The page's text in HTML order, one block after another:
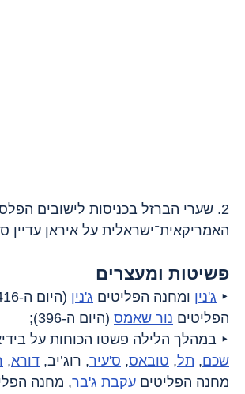
2. שערי הברזל בכניסות לישובים
האמריקאית־ישראלית על איראן עדיין
פשיטות ומעצרים
‣ ג'נין ומחנה הפליטים ג'נין (היום ה-416),
הפליטים נור שאמס (היום ה-396);
‣ במהלך הלילה פשטו הכוחות על
שכם, תל, טובאס, ס'עיר, רוג’יב, דורא,
מחנה הפליטים עקבת ג'בר, מחנה